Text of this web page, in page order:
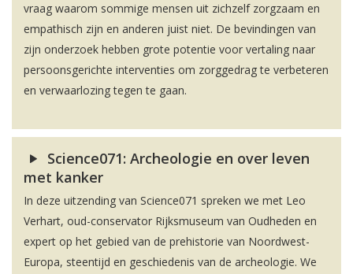
vraag waarom sommige mensen uit zichzelf zorgzaam en
empathisch zijn en anderen juist niet. De bevindingen van
zijn onderzoek hebben grote potentie voor vertaling naar
persoonsgerichte interventies om zorggedrag te verbeteren
en verwaarlozing tegen te gaan.
Science071: Archeologie en over leven
met kanker
In deze uitzending van Science071 spreken we met Leo
Verhart, oud-conservator Rijksmuseum van Oudheden en
expert op het gebied van de prehistorie van Noordwest-
Europa, steentijd en geschiedenis van de archeologie. We